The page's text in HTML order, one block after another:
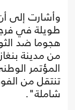
وأشارت إلى
طويلة في
هجوما ضد
من مدينة
المؤتمر
تنتقل من
شاملة".